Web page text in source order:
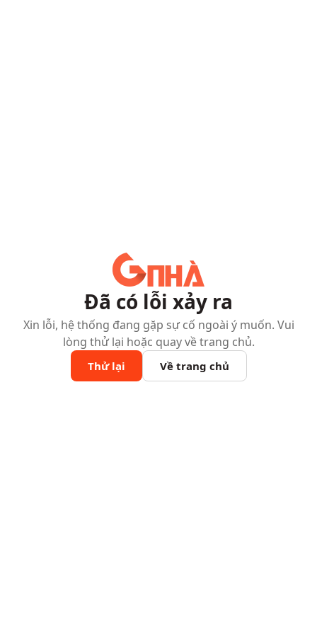
Đã có lỗi xảy ra
Xin lỗi, hệ thống đang gặp sự cố ngoài ý muốn. Vui
lòng thử lại hoặc quay về trang chủ.
Thử lại Về trang chủ